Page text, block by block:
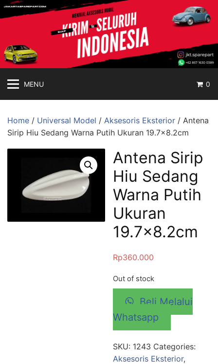
Langsung
ke
jakartasparepart
Online
MENU 0
Home / Universal Model / Aksesoris Eksterior / Antena
Sirip Hiu Sedang Warna Putih Ukuran 19.7×8.2cm
Antena Sirip
Hiu Sedang
Warna Putih
Ukuran
19.7×8.2cm
Rp360.000
Out of stock
Beli Melalui
Whatsapp
SKU: 1243 Categories:
Aksesoris Eksterior,